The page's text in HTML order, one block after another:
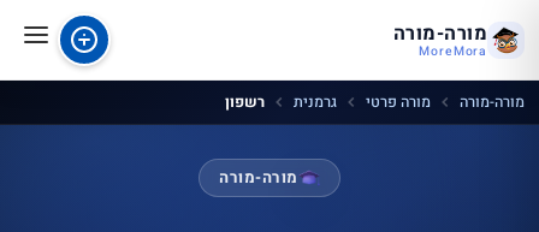
מורה-מורה
MoreMora
מורה-מורה מורה פרטי גרמנית רשפון
מורה-מורה